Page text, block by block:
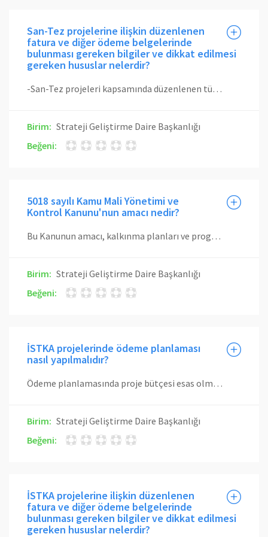
San-Tez projelerine ilişkin düzenlenen
fatura ve diğer ödeme belgelerinde
bulunması gereken bilgiler ve dikkat edilmesi
gereken hususlar nelerdir?
-San-Tez projeleri kapsamında düzenlenen tüm faturalar Üniversitemiz adına düzenlenmelidir. -Faturalarda proje kodu belirtilmelidir. -Faturanın açıklama kısmı, ilgili harcamanın proje bütçesinde belirtilen açıklamasına uygun ve tutarlı olarak doldurulmalıdır.
Birim: Strateji Geliştirme Daire Başkanlığı
Beğeni:
5018 sayılı Kamu Mali Yönetimi ve
Kontrol Kanunu'nun amacı nedir?
Bu Kanunun amacı, kalkınma planları ve programlarda yer alan politika ve hedefler doğrultusunda kamu kaynaklarının etkili, ekonomik ve verimli bir şekilde elde edilmesi ve kullanılmasını, hesap verebilirliği ve malî saydamlığı sağlamak üzere, kamu malî yönetiminin yapısını ve işleyişini, kamu bütçelerinin hazırlanmasını, uygulanmasını, tüm malî işlemlerin muhasebeleştirilmesini, raporlanmasını ve malî kontrolü düzenlemektir
Birim: Strateji Geliştirme Daire Başkanlığı
Beğeni:
İSTKA projelerinde ödeme planlaması
nasıl yapılmalıdır?
Ödeme planlamasında proje bütçesi esas olmakla birlikte gelir vergisi ve SGK ödemeleri sebebiyle proje personeli ücretlerine ve KDV tevkifatı, vergi-SGK borcu vb. bulunan firma ödemelerine öncelik tanınmalıdır. Söz konusu ödemeler için ödeme gününde proje hesap bakiyesinde yeterli tutarın bulunmasına dikkat edilmelidir.
Birim: Strateji Geliştirme Daire Başkanlığı
Beğeni:
İSTKA projelerine ilişkin düzenlenen
fatura ve diğer ödeme belgelerinde
bulunması gereken bilgiler ve dikkat edilmesi
gereken hususlar nelerdir?